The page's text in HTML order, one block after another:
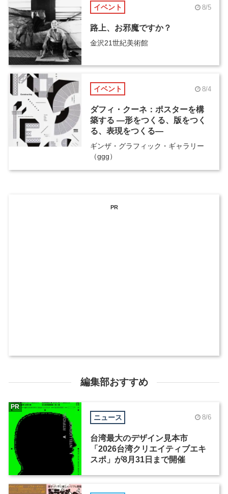
イベント 8/5
路上、お邪魔ですか？
金沢21世紀美術館
イベント 8/4
ダフィ・クーネ：ポスターを構
築する ―形をつくる、版をつく
る、表現をつくる―
ギンザ・グラフィック・ギャラリー
（ggg）
PR
編集部おすすめ
ニュース 8/6
台湾最大のデザイン見本市
「2026台湾クリエイティブエキ
スポ」が8月31日まで開催
PR